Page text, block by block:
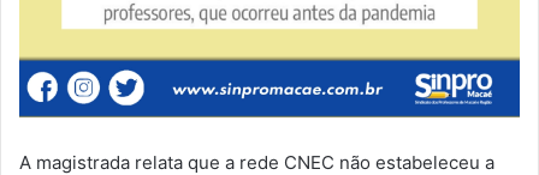
A magistrada relata que a rede CNEC não estabeleceu a